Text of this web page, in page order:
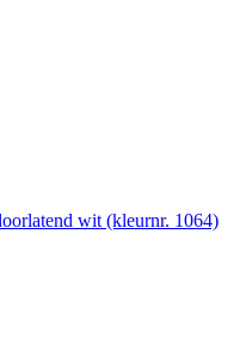
wit (kleurnr. 1064)